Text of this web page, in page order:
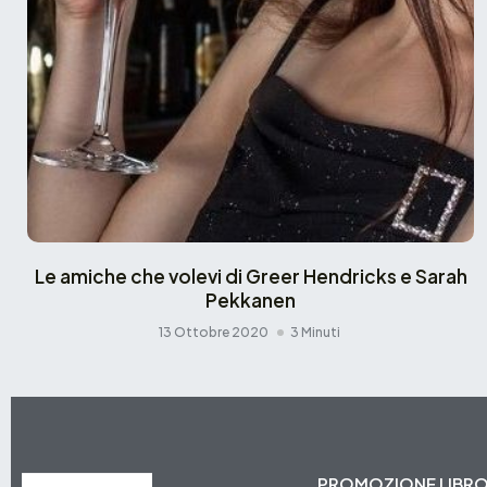
Le amiche che volevi di Greer Hendricks e Sarah
Pekkanen
13 Ottobre 2020 3 Minuti
PROMOZIONE LIBRO